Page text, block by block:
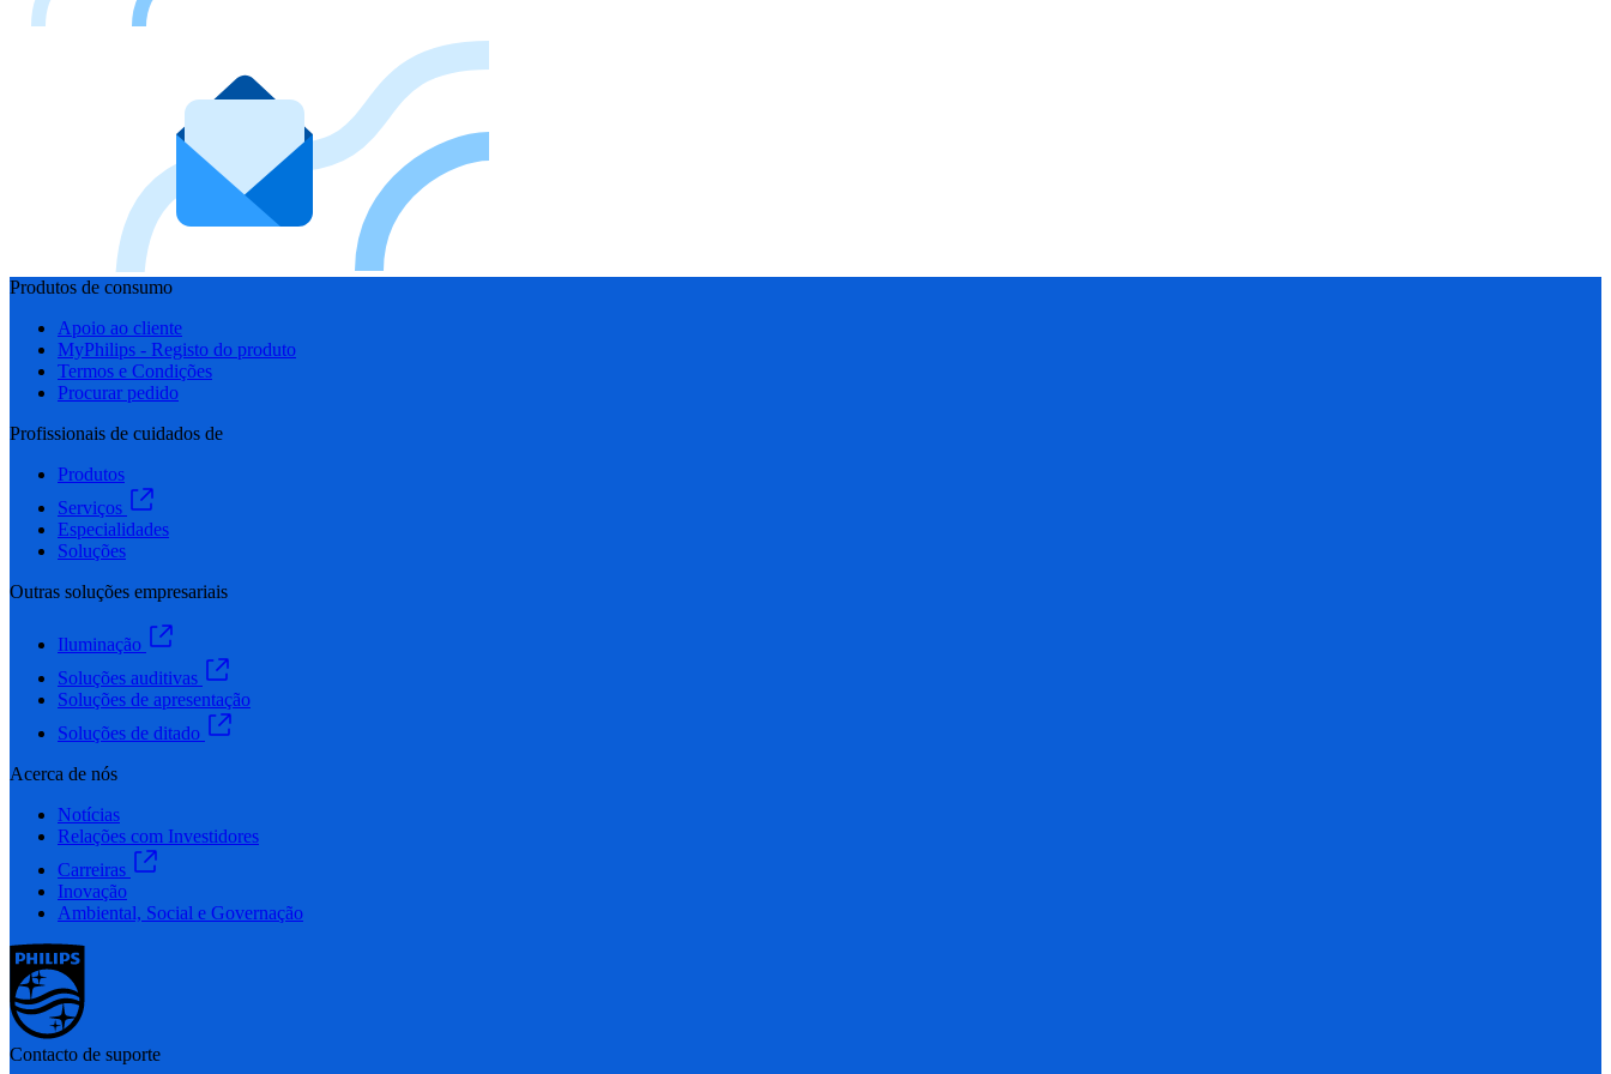
Produtos de consumo
Apoio ao cliente
MyPhilips - Registo do produto
Termos e Condições
Procurar pedido
Profissionais de cuidados de
Produtos
Serviços
Especialidades
Soluções
Outras soluções empresariais
Iluminação
Soluções auditivas
Soluções de apresentação
Soluções de ditado
Acerca de nós
Notícias
Relações com Investidores
Carreiras
Inovação
Ambiental, Social e Governação
Contacto de suporte